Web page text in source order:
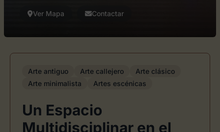
Ver Mapa Contactar
Arte antiguo Arte callejero
Arte clásico
Arte minimalista
Artes escénicas
Un Espacio
Multidisciplinar en el